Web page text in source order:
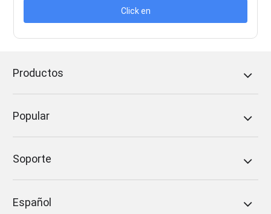
Click en
Productos
Popular
Soporte
Español